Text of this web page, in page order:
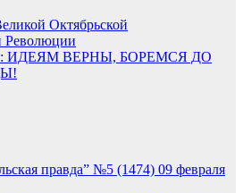
Октябрьской
Революции
ИДЕЯМ ВЕРНЫ, БОРЕМСЯ ДО
правда” №5 (1474) 09 февраля